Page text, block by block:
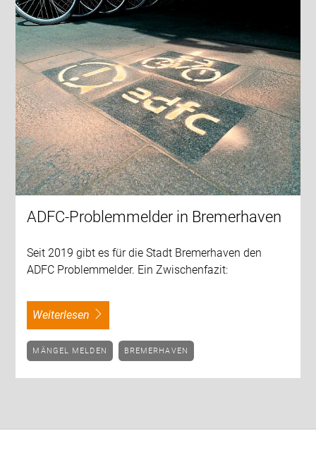
ADFC-Problemmelder in Bremerhaven
Seit 2019 gibt es für die Stadt Bremerhaven den
ADFC Problemmelder. Ein Zwischenfazit:
weiterlesen
MÄNGEL MELDEN BREMERHAVEN